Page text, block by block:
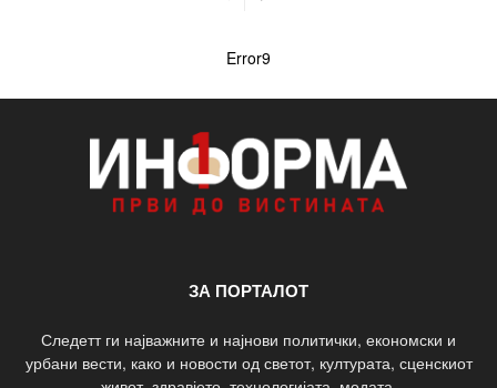
Error9
ЗА ПОРТАЛОТ
Следетт ги најважните и најнови политички, економски и
урбани вести, како и новости од светот, културата, сценскиот